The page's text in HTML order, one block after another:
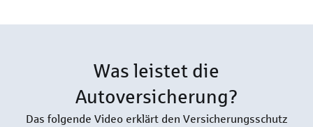
Was leistet die
Autoversicherung?
Das folgende Video erklärt den Versicherungsschutz